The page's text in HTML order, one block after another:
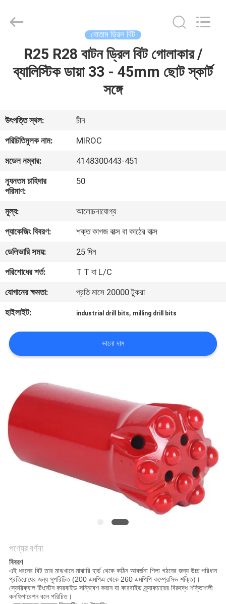
আমাদের
সম্পর্কে
কারখানা
ভ্রমণ
মান
নিয়ন্ত্রণ
যোগাযোগ
করুন
উদ্ধৃতির
জন্য
আবেদন
সাইট
ম্যাপ
PRIVACY
POLICY
বোতাম ড্রিল বিট
R25 R28 বাটন ড্রিল বিট গোলাকার /
ব্যালিস্টিক ডায়া 33 - 45mm ছোট স্কার্ট
সঙ্গে
উৎপত্তি স্থল:
চীন
পরিচিতিমুলক নাম:
MIROC
মডেল নম্বার:
4148300443-451
ন্যূনতম চাহিদার
পরিমাণ:
50
মূল্য:
আলোচনাযোগ্য
প্যাকেজিং বিবরণ:
শক্ত কাগজ বাক্স বা কাঠের বাক্স
ডেলিভারি সময়:
25 দিন
পরিশোধের শর্ত:
T T বা L/C
যোগানের ক্ষমতা:
প্রতি মাসে 20000 টুকরা
হাইলাইট:
industrial drill bits, milling drill bits
ভালো দাম
পণ্যের বর্ণনা
বিবরণ
এই ধরনের বিট তার মাঝখানে মাঝারি হার্ড থেকে কঠিন আবর্জনা শিলা গঠনের জন্য উচ্চ পরিধান
প্রতিরোধের জন্য সুপরিচিত (200 এমপিএ থেকে 260 এমপিপি কম্প্রেসিভ শক্তি)।
স্ফেরিক্যাল টিংস্টেন কারবাইড সন্নিবেশ করান যা কারবাইড ফ্র্যাকচারের বিরুদ্ধে শক্তিশালী
কনফিগারেশন বলে পরিচিত।